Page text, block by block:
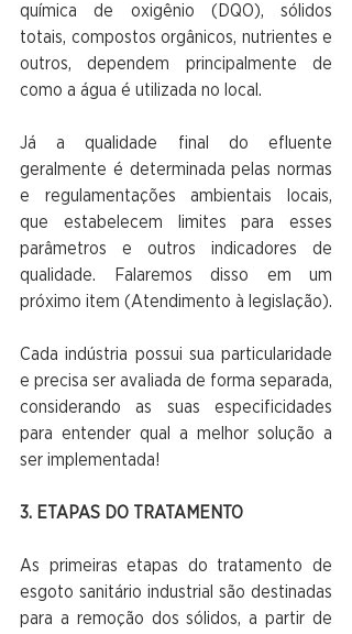
química de oxigênio (DQO), sólidos
totais, compostos orgânicos, nutrientes e
outros, dependem principalmente de
como a água é utilizada no local.
Já a qualidade final do efluente
geralmente é determinada pelas normas
e regulamentações ambientais locais,
que estabelecem limites para esses
parâmetros e outros indicadores de
qualidade. Falaremos disso em um
próximo item (Atendimento à legislação).
Cada indústria possui sua particularidade
e precisa ser avaliada de forma separada,
considerando as suas especificidades
para entender qual a melhor solução a
ser implementada!
3. ETAPAS DO TRATAMENTO
As primeiras etapas do tratamento de
esgoto sanitário industrial são destinadas